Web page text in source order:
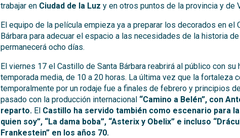
trabajar en Ciudad de la Luz y en otros puntos de la provincia y de
El equipo de la película empieza ya a preparar los decorados en el
Bárbara para adecuar el espacio a las necesidades de la historia de
permanecerá ocho días.
El viernes 17 el Castillo de Santa Bárbara reabrirá al público con su
temporada media, de 10 a 20 horas. La última vez que la fortaleza
temporalmente por un rodaje fue a finales de febrero y principios
pasado con la producción internacional “Camino a Belén”, con
reparto. El Castillo ha servido también como escenario para
quien soy”, “La dama boba”, “Asterix y Obelix” e incluso
Frankestein” en los años 70.